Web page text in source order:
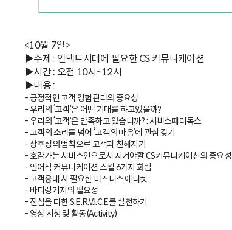
<10월 7일>
▶주제 : 언택트시대에 필요한 CS 커뮤니케이션
▶시간 : 오전 10시~12시
▶내용 :
- 긍정적인 고객 경험관리의 중요성
- 우리의 ‘고객’은 어떤 기대를 하고있을까?
- 우리의 ‘고객’은 만족하고 있습니까? : 서비스패러독스
- 고객의 소리를 넘어 ‘고객의 마음’에 관심 갖기
- 상호성의 법칙으로 고객과 친해지기
- 호감가는 서비스인으로서 지켜야할 CS커뮤니케이션의 중요성
- 언어적 커뮤니케이션 스킬 6가지 화법
- 고객응대 시 필요한 비즈니스 에티켓
- 바디랭기지의 필요성
- 진심을 다한 S.E.R.V.I.C.E를 실천하기
- 영상 시청 및 활동(Activity)